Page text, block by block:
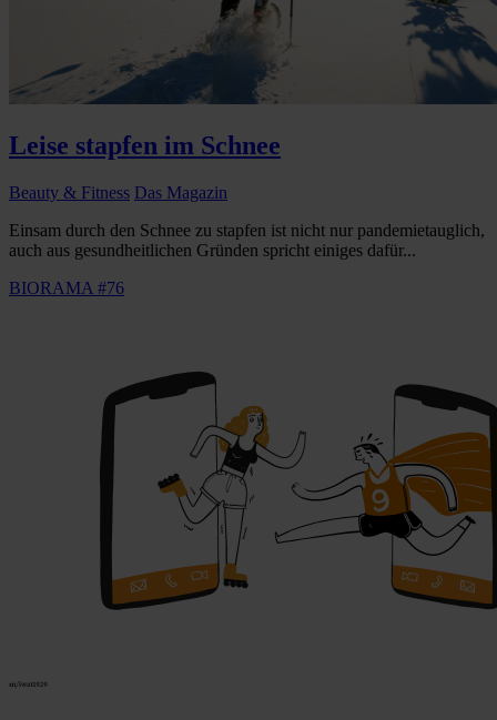
Leise stapfen im Schnee
Beauty & Fitness Das Magazin
Einsam durch den Schnee zu stapfen ist nicht nur pandemietauglich,
auch aus gesundheitlichen Gründen spricht einiges dafür...
BIORAMA #76